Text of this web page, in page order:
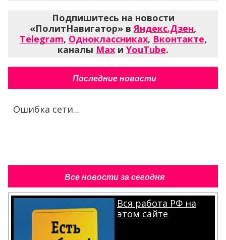
Подпишитесь на новости
«ПолитНавигатор» в Яндекс.Дзен,
Telegram, Одноклассниках, Вконтакте,
каналы Max и YouTube.
Последние новости
Ошибка сети...
Все новости за сегодня
Вся работа РФ на
этом сайте
.